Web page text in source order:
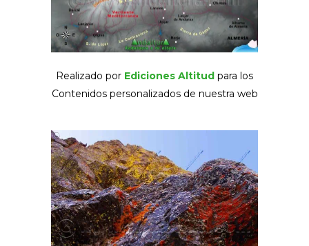
Realizado por Ediciones Altitud para los
Contenidos personalizados de nuestra web